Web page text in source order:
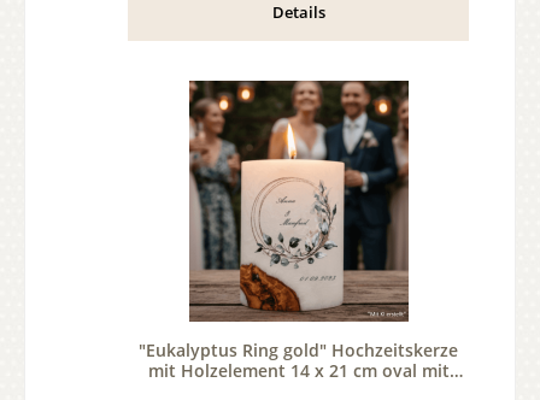
Details
"Eukalyptus Ring gold" Hochzeitskerze
mit Holzelement 14 x 21 cm oval mit